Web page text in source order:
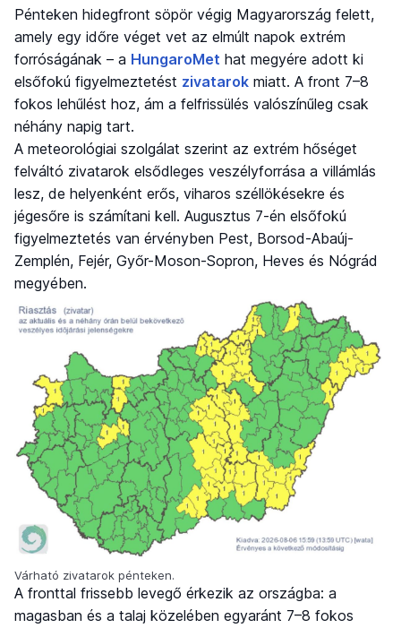
Pénteken hidegfront söpör végig Magyarország felett,
amely egy időre véget vet az elmúlt napok extrém
forróságának – a HungaroMet hat megyére adott ki
elsőfokú figyelmeztetést zivatarok miatt. A front 7–8
fokos lehűlést hoz, ám a felfrissülés valószínűleg csak
néhány napig tart.
A meteorológiai szolgálat szerint az extrém hőséget
felváltó zivatarok elsődleges veszélyforrása a villámlás
lesz, de helyenként erős, viharos széllökésekre és
jégesőre is számítani kell. Augusztus 7-én elsőfokú
figyelmeztetés van érvényben Pest, Borsod-Abaúj-
Zemplén, Fejér, Győr-Moson-Sopron, Heves és Nógrád
megyében.
Várható zivatarok pénteken.
A fronttal frissebb levegő érkezik az országba: a
magasban és a talaj közelében egyaránt 7–8 fokos